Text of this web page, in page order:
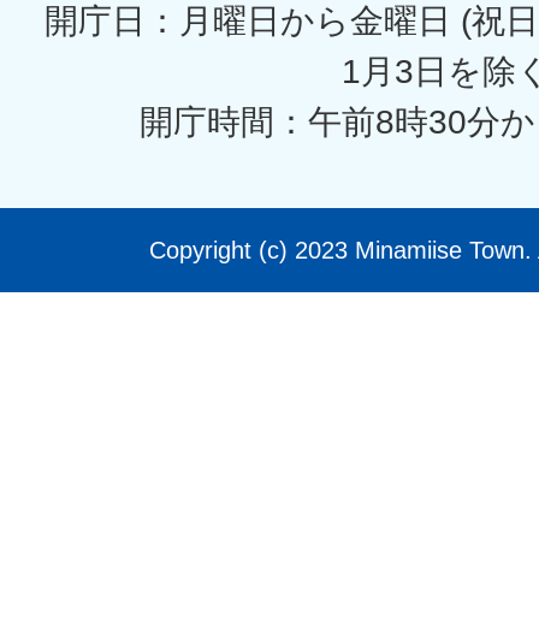
開庁日：月曜日から金曜日 (祝
1月3日を除
開庁時間：午前8時30分
Copyright (c) 2023 Minamiise